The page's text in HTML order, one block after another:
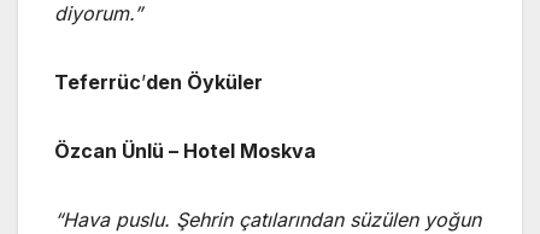
diyorum.”
Teferrüc’den Öyküler
Özcan Ünlü – Hotel Moskva
“Hava puslu. Şehrin çatılarından süzülen yoğun